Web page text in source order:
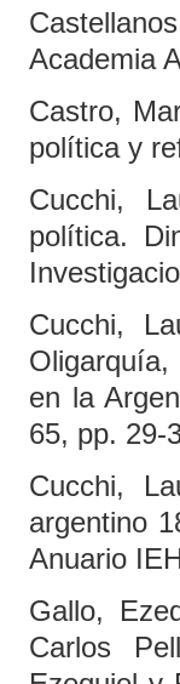
Academia
Castro,
política y
Cucchi,
política.
Cucchi,
en la
65, pp. 29-
Cucchi,
argentino
Anuario
Gallo,
Carlos